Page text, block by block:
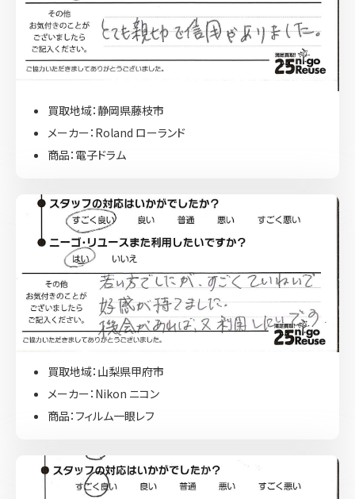
買取地域：静岡県藤枝市
メーカー：Roland ローランド
商品：電子ドラム
買取地域：山梨県甲府市
メーカー：Nikon ニコン
商品：フィルム一眼レフ